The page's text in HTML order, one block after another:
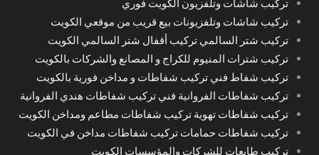
تركيب شاشات وتلفزيون الكويت فوري
تركيب شاشات وتلفزيونات بيع قريب من موقعي الكويت
تركيب شتر السالمي تركيب أقفال شتر السالمي الكويت
تركيب شترات المنيوم للكراج و المصانع والشركات بالكويت
تركيب شفاط فني تركيب شفاطات و مداخن فورية بالكويت
تركيب شفاطات الفروانية فني تركيب شفاطات هندي الفروانية
تركيب شفاطات تهوية تركيب شفاطات مطاعم ومداخن الكويت
تركيب شفاطات حمامات تركيب شفاطات مداخن في الكويت
تركيب طابعات للشركات والمؤسسات الكويت